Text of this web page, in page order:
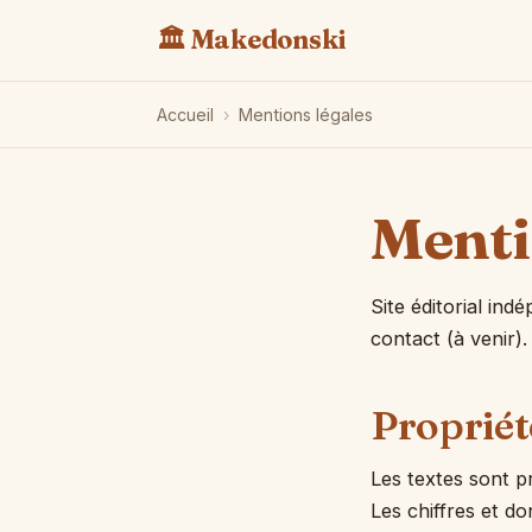
🏛️ Makedonski
Accueil › Mentions légales
Site éditorial
contact (à venir).
Les textes sont
Les chiffres et